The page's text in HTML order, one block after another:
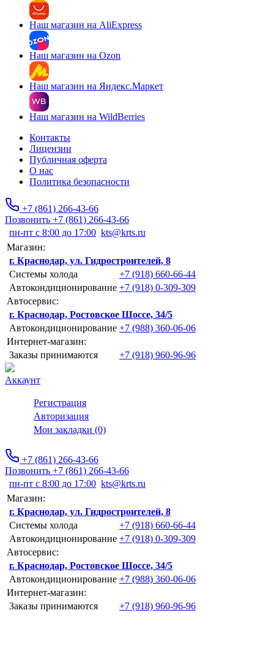
Наш магазин на AliExpress
Наш магазин на Ozon
Наш магазин на Яндекс.Маркет
Наш магазин на WildBerries
Контакты
Лицензии
Публичная оферта
О нас
Политика безопасности
+7 (861) 266-43-66
Позвонить +7 (861) 266-43-66
пн-пт с 8:00 до 17:00 kts@krts.ru
Магазин:
г. Краснодар, ул. Гидростроителей, 8
Системы холода
+7 (918) 660-66-44
Автокондиционирование +7 (918) 0-309-309
Автосервис:
г. Краснодар, Ростовское Шоссе, 34/5
Автокондиционирование +7 (988) 360-06-06
Интернет-магазин:
Заказы принимаются
+7 (918) 960-96-96
Аккаунт
Регистрация
Авторизация
Мои закладки (0)
+7 (861) 266-43-66
Позвонить +7 (861) 266-43-66
пн-пт с 8:00 до 17:00 kts@krts.ru
Магазин:
г. Краснодар, ул. Гидростроителей, 8
Системы холода
+7 (918) 660-66-44
Автокондиционирование +7 (918) 0-309-309
Автосервис:
г. Краснодар, Ростовское Шоссе, 34/5
Автокондиционирование +7 (988) 360-06-06
Интернет-магазин:
Заказы принимаются
+7 (918) 960-96-96